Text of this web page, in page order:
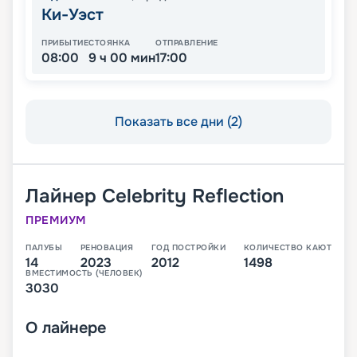
Ки-Уэст
ПРИБЫТИЕ
08:00
СТОЯНКА
9 ч 00 мин
ОТПРАВЛЕНИЕ
17:00
Показать все дни (2)
Лайнер Celebrity Reflection
ПРЕМИУМ
ПАЛУБЫ
14
РЕНОВАЦИЯ
2023
ГОД ПОСТРОЙКИ
2012
КОЛИЧЕСТВО КАЮТ
1498
ВМЕСТИМОСТЬ (ЧЕЛОВЕК)
3030
О лайнере